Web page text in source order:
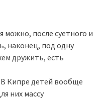
после суетного и
наконец, под одну
дружить, есть
Кипре детей вообще
них массу